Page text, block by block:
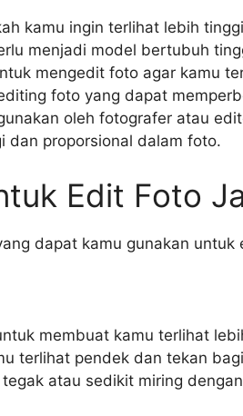
kamu ingin terlihat lebih
menjadi model bertubuh
mengedit foto agar kamu
foto yang dapat
oleh fotografer atau
dan proporsional dalam foto.
Edit Foto
dapat kamu gunakan
membuat kamu terlihat
terlihat pendek dan tekan
atau sedikit miring